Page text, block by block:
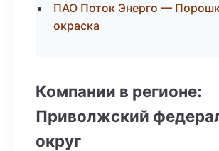
ПАО Поток Энерго —
окраска
Компании в регионе:
Приволжский
округ